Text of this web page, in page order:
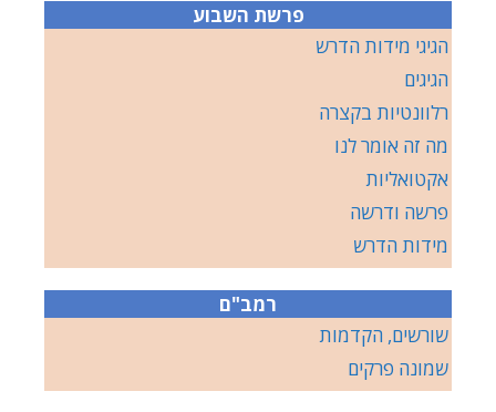
פרשת השבוע
הגיגי מידות הדרש
הגיגים
רלוונטיות בקצרה
מה זה אומר לנו
אקטואליות
פרשה ודרשה
מידות הדרש
רמב"ם
שורשים, הקדמות
שמונה פרקים